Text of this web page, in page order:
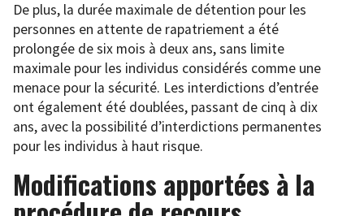
De plus, la durée maximale de détention pour les
personnes en attente de rapatriement a été
prolongée de six mois à deux ans, sans limite
maximale pour les individus considérés comme une
menace pour la sécurité. Les interdictions d’entrée
ont également été doublées, passant de cinq à dix
ans, avec la possibilité d’interdictions permanentes
pour les individus à haut risque.
Modifications apportées à la